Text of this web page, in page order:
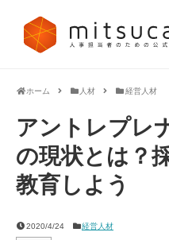
ホーム 人材 経営人材
アントレプレ
の現状とは？
教育しよう
2020/4/24 経営人材